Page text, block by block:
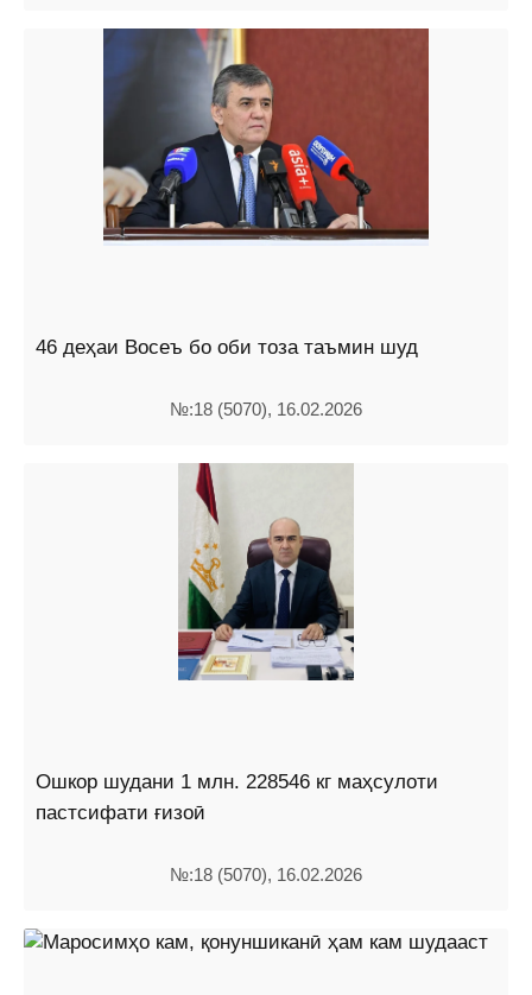
46 деҳаи Восеъ бо оби тоза таъмин шуд
№:18 (5070), 16.02.2026
Ошкор шудани 1 млн. 228546 кг маҳсулоти
пастсифати ғизоӣ
№:18 (5070), 16.02.2026